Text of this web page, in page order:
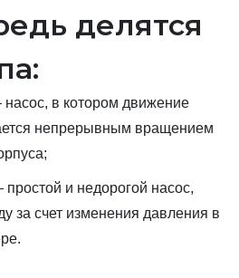
делятся
в котором движение
непрерывным вращением
и недорогой насос,
за счет изменения давления в